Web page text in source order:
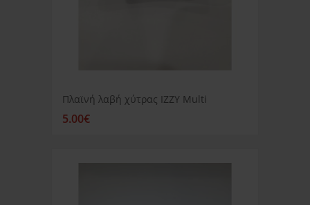
Πλαϊνή λαβή χύτρας IZZY Multi
5.00€